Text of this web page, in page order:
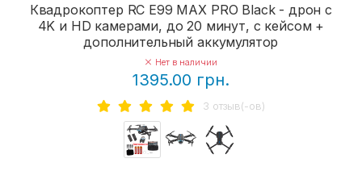
Квадрокоптер RC E99 MAX PRO Black - дрон с
4K и HD камерами, до 20 минут, с кейсом +
дополнительный аккумулятор
Нет в наличии
1395.00 грн.
3 отзыв(-ов)